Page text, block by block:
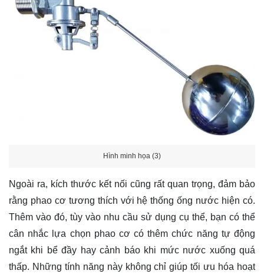
Hình minh họa (3)
Ngoài ra, kích thước kết nối cũng rất quan trọng, đảm bảo
rằng phao cơ tương thích với hệ thống ống nước hiện có.
Thêm vào đó, tùy vào nhu cầu sử dụng cụ thể, bạn có thể
cân nhắc lựa chọn phao cơ có thêm chức năng tự động
ngắt khi bể đầy hay cảnh báo khi mức nước xuống quá
thấp. Những tính năng này không chỉ giúp tối ưu hóa hoạt